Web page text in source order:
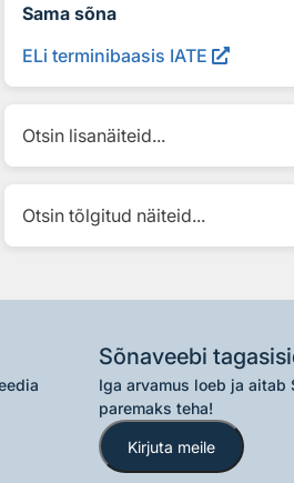
Sama sõna
ELi terminibaasis IATE
Otsin lisanäiteid...
Otsin tõlgitud näiteid...
Sõnaveebi
Iga arvamus loeb ja aitab
paremaks teha!
Kirjuta meile